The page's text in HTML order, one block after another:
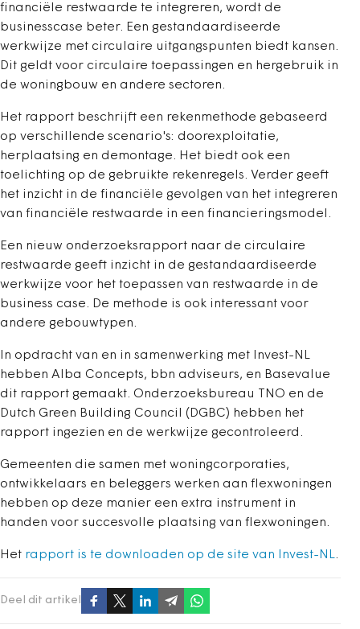
financiële restwaarde te integreren, wordt de
businesscase beter. Een gestandaardiseerde
werkwijze met circulaire uitgangspunten biedt kansen.
Dit geldt voor circulaire toepassingen en hergebruik in
de woningbouw en andere sectoren.
Het rapport beschrijft een rekenmethode gebaseerd
op verschillende scenario's: doorexploitatie,
herplaatsing en demontage. Het biedt ook een
toelichting op de gebruikte rekenregels. Verder geeft
het inzicht in de financiële gevolgen van het integreren
van financiële restwaarde in een financieringsmodel.
Een nieuw onderzoeksrapport naar de circulaire
restwaarde geeft inzicht in de gestandaardiseerde
werkwijze voor het toepassen van restwaarde in de
business case. De methode is ook interessant voor
andere gebouwtypen.
In opdracht van en in samenwerking met Invest-NL
hebben Alba Concepts, bbn adviseurs, en Basevalue
dit rapport gemaakt. Onderzoeksbureau TNO en de
Dutch Green Building Council (DGBC) hebben het
rapport ingezien en de werkwijze gecontroleerd.
Gemeenten die samen met woningcorporaties,
ontwikkelaars en beleggers werken aan flexwoningen
hebben op deze manier een extra instrument in
handen voor succesvolle plaatsing van flexwoningen.
Het rapport is te downloaden op de site van Invest-NL.
Deel dit artikel